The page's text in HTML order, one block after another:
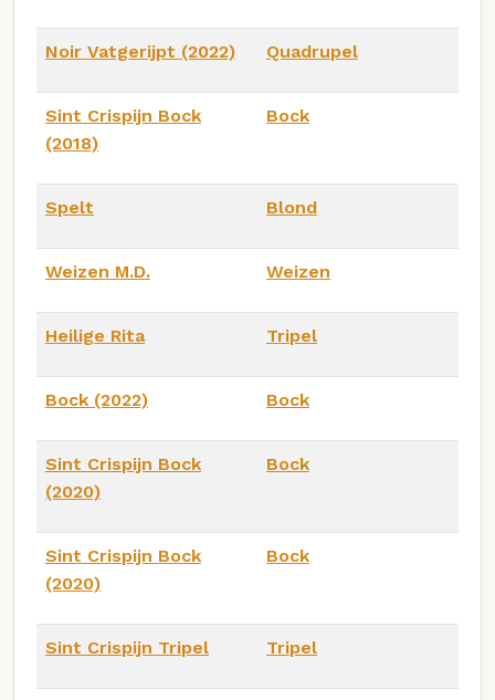
Noir Vatgerijpt (2022) Quadrupel
Sint Crispijn Bock
(2018)
Bock
Spelt Blond
Weizen M.D. Weizen
Heilige Rita Tripel
Bock (2022) Bock
Sint Crispijn Bock
(2020)
Bock
Sint Crispijn Bock
(2020)
Bock
Sint Crispijn Tripel Tripel